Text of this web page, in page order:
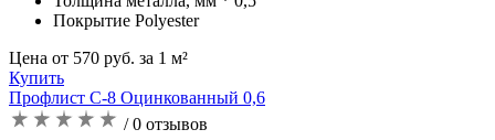
Покрытие Polyester
Цена от 570 руб. за 1 м²
Купить
Профлист С-8 Оцинкованный 0,6
/ 0 отзывов